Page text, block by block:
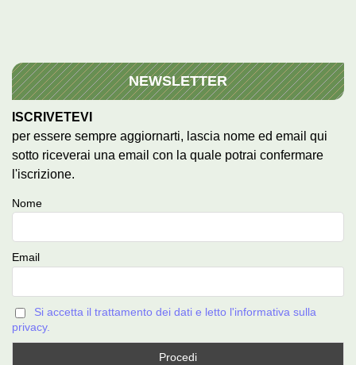
NEWSLETTER
ISCRIVETEVI
per essere sempre aggiornarti, lascia nome ed email qui
sotto riceverai una email con la quale potrai confermare
l'iscrizione.
Nome
Email
Si accetta il trattamento dei dati e letto l'informativa sulla
privacy.